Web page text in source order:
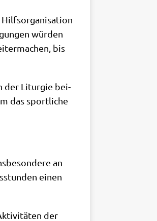
wür­den
bis
der Lit­ur­gie bei­
das sport­li­che
an
einen
der